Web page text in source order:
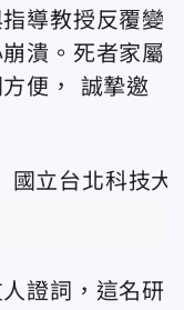
導教授反覆變
潰。死者家屬
便， 誠摯邀
證詞，這名研